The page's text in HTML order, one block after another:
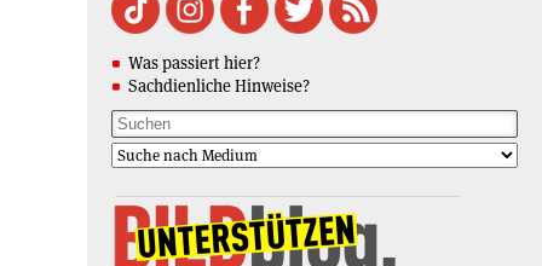
Was passiert hier?
Sachdienliche Hinweise?